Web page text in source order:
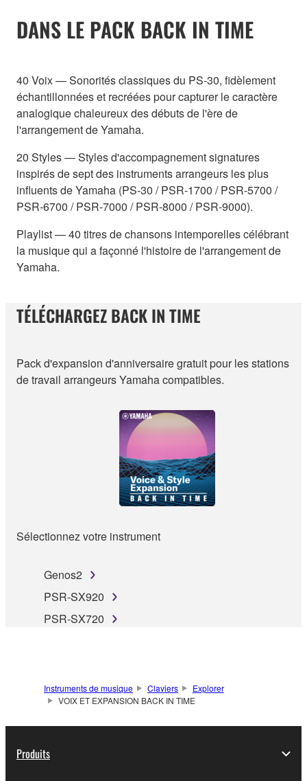
DANS LE PACK BACK IN TIME
40 Voix — Sonorités classiques du PS-30, fidèlement
échantillonnées et recréées pour capturer le caractère
analogique chaleureux des débuts de l'ère de
l'arrangement de Yamaha.
20 Styles — Styles d'accompagnement signatures
inspirés de sept des instruments arrangeurs les plus
influents de Yamaha (PS-30 / PSR-1700 / PSR-5700 /
PSR-6700 / PSR-7000 / PSR-8000 / PSR-9000).
Playlist — 40 titres de chansons intemporelles célébrant
la musique qui a façonné l'histoire de l'arrangement de
Yamaha.
TÉLÉCHARGEZ BACK IN TIME
Pack d'expansion d'anniversaire gratuit pour les stations
de travail arrangeurs Yamaha compatibles.
Sélectionnez votre instrument
Genos2
PSR-SX920
PSR-SX720
Instruments de musique Claviers
Explorer
VOIX ET EXPANSION BACK IN TIME
Produits